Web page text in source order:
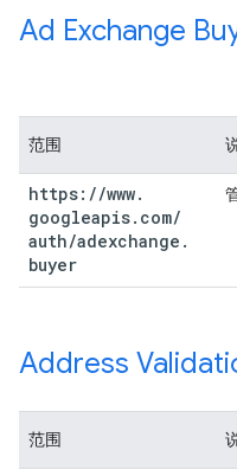
Ad Exchange
范围
https: //www.
googleapis. com/
auth/adexchange .
buyer
Address
范围